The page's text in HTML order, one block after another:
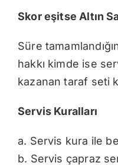
Skor eşitse Altın
Süre
hakkı kimde ise
kazanan taraf seti
Servis Kuralları
a. Servis kura ile
b. Servis çapraz